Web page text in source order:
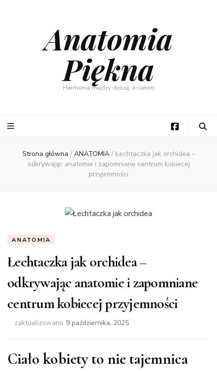
Anatomia
Piękna
Harmonia między duszą, a ciałem
Strona główna / ANATOMIA / Łechtaczka jak orchidea –
odkrywając anatomie i zapomniane centrum kobiecej
przyjemności
ANATOMIA
Łechtaczka jak orchidea –
odkrywając anatomie i zapomniane
centrum kobiecej przyjemności
zaktualizowano 9 października, 2025
Ciało kobiety to nie tajemnica